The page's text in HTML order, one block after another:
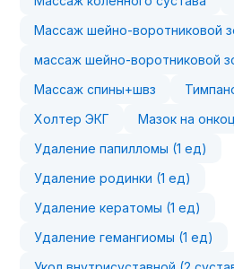
Массаж шейно-воротниковой
массаж шейно-воротниковой
Массаж спины+швз
Холтер ЭКГ
Мазок на
Удаление папилломы (1 ед)
Удаление родинки (1 ед)
Удаление кератомы (1 ед)
Удаление гемангиомы (1 ед)